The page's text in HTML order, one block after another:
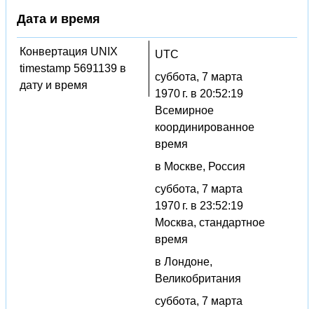
Дата и время
Конвертация UNIX
timestamp 5691139 в
дату и время
UTC
суббота, 7 марта
1970 г. в 20:52:19
Всемирное
координированное
время
в Москве, Россия
суббота, 7 марта
1970 г. в 23:52:19
Москва, стандартное
время
в Лондоне,
Великобритания
суббота, 7 марта